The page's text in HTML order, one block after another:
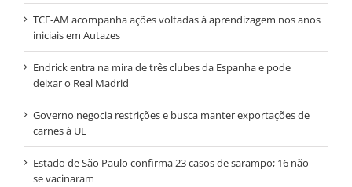
TCE-AM acompanha ações voltadas à aprendizagem nos anos
iniciais em Autazes
Endrick entra na mira de três clubes da Espanha e pode
deixar o Real Madrid
Governo negocia restrições e busca manter exportações de
carnes à UE
Estado de São Paulo confirma 23 casos de sarampo; 16 não
se vacinaram